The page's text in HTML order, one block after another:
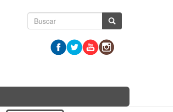
Formulario
búsqueda